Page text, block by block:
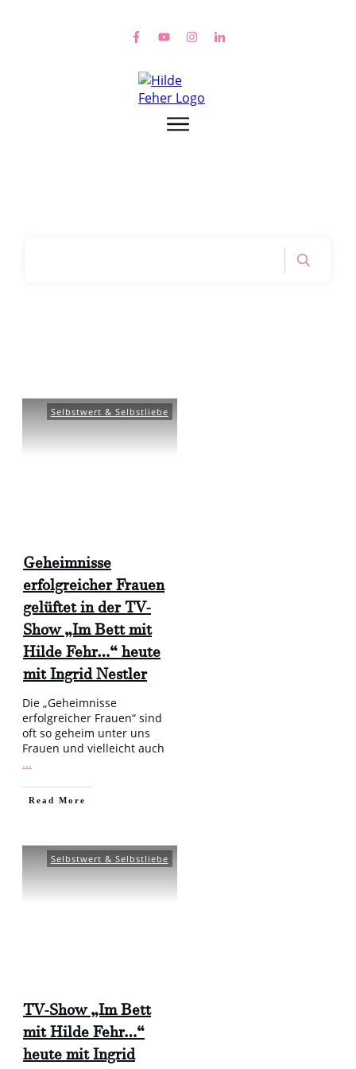
Selbstwert & Selbstliebe
Geheimnisse
erfolgreicher Frauen
gelüftet in der TV-
Show „Im Bett mit
Hilde Fehr…“ heute
mit Ingrid Nestler
Die „Geheimnisse
erfolgreicher Frauen“ sind
oft so geheim unter uns
Frauen und vielleicht auch
...
​Read More
Selbstwert & Selbstliebe
TV-Show „Im Bett
mit Hilde Fehr…“
heute mit Ingrid